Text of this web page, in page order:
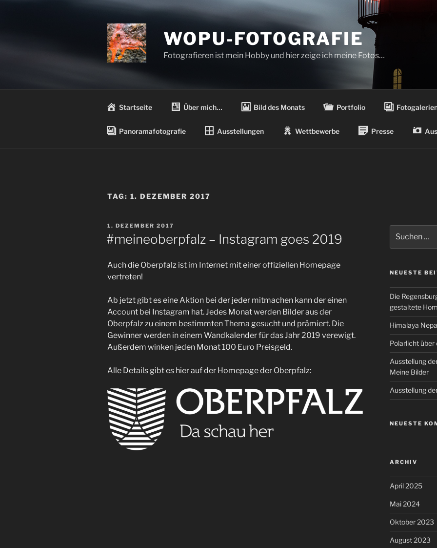
WOPU-FOTOGRAFIE
Fotografieren ist mein Hobby und hier zeige ich meine Fotos…
Startseite Über mich… Bild des Monats Portfolio
Panoramafotografie Ausstellungen Wettbewerbe Presse
TAG: 1. DEZEMBER 2017
VERÖFFENTLICHT
AM
1. DEZEMBER 2017
#meineoberpfalz – Instagram goes 2019
Auch die Oberpfalz ist im Internet mit einer offiziellen Homepage
vertreten!
Ab jetzt gibt es eine Aktion bei der jeder mitmachen kann der einen
Account bei Instagram hat. Jedes Monat werden Bilder aus der
Oberpfalz zu einem bestimmten Thema gesucht und prämiert. Die
Gewinner werden in einem Wandkalender für das Jahr 2019 verewigt.
Außerdem winken jeden Monat 100 Euro Preisgeld.
Alle Details gibt es hier auf der Homepage der Oberpfalz:
nach:
NEUESTE
Die
gestaltete
Himalaya
Polarlicht über
Ausstellung
Meine Bilder
Ausstellung
NEUESTE
ARCHIV
April 2025
Mai 2024
Oktober 2023
August 2023